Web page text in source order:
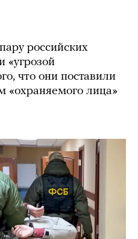
российских
«угрозой
что они поставили
«охраняемого лица»